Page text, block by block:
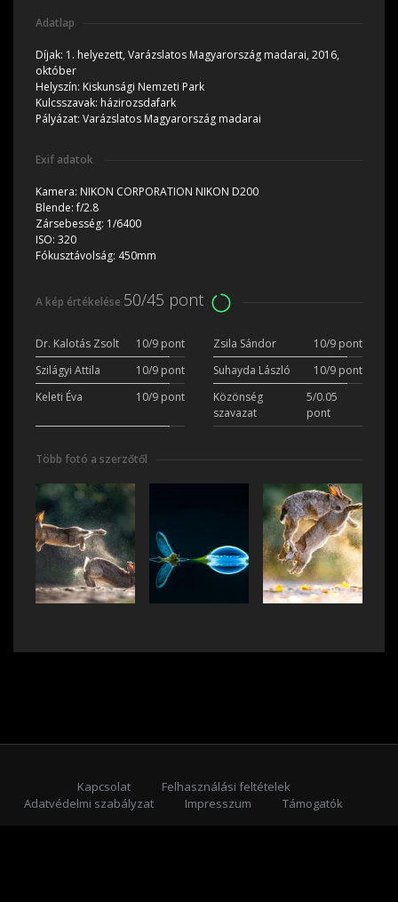
Adatlap
Díjak: 1. helyezett, Varázslatos Magyarország madarai, 2016,
október
Helyszín: Kiskunsági Nemzeti Park
Kulcsszavak: házirozsdafark
Pályázat: Varázslatos Magyarország madarai
Exif adatok
Kamera: NIKON CORPORATION NIKON D200
Blende:f/2.8
Zársebesség: 1/6400
ISO: 320
Fókusztávolság: 450mm
A kép értékelése 50/45 pont
Dr. Kalotás Zsolt 10/9 pont Zsila Sándor
10/9 pont
Szilágyi Attila
10/9 pont Suhayda László
10/9 pont
Keleti Éva
10/9 pont
Közönség
szavazat
5/0.05
pont
Több fotó a szerzőtől
Kapcsolat
Felhasználási feltételek
Adatvédelmi szabályzat
Impresszum
Támogatók